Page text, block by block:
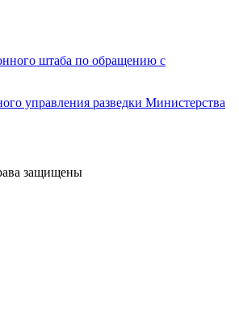
штаба по обращению с
управления разведки Министерства
защищены